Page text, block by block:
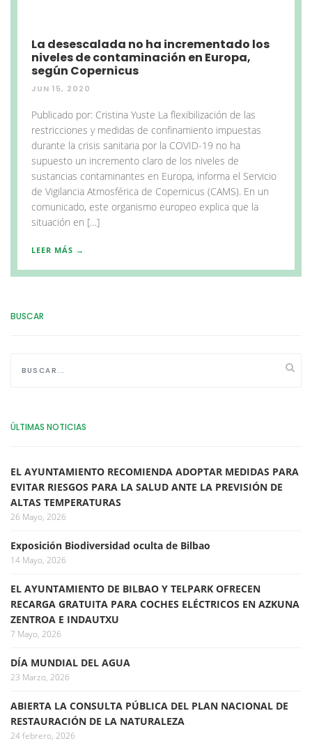
La desescalada no ha incrementado los
niveles de contaminación en Europa,
según Copernicus
JUN 15, 2020
Publicado por: Cristina Yuste La flexibilización de las
restricciones y medidas de confinamiento impuestas
durante la crisis sanitaria por la COVID-19 no ha
supuesto un incremento claro de los niveles de
sustancias contaminantes en Europa, informa el Servicio
de Vigilancia Atmosférica de Copernicus (CAMS). En un
comunicado, este organismo europeo explica que la
situación en […]
LEER MÁS →
BUSCAR
ÚLTIMAS NOTICIAS
EL AYUNTAMIENTO RECOMIENDA ADOPTAR MEDIDAS PARA
EVITAR RIESGOS PARA LA SALUD ANTE LA PREVISIÓN DE
ALTAS TEMPERATURAS
26 Mayo, 2026
Exposición Biodiversidad oculta de Bilbao
14 Mayo, 2026
EL AYUNTAMIENTO DE BILBAO Y TELPARK OFRECEN
RECARGA GRATUITA PARA COCHES ELÉCTRICOS EN AZKUNA
ZENTROA E INDAUTXU
7 Mayo, 2026
DÍA MUNDIAL DEL AGUA
23 Marzo, 2026
ABIERTA LA CONSULTA PÚBLICA DEL PLAN NACIONAL DE
RESTAURACIÓN DE LA NATURALEZA
24 febrero, 2026